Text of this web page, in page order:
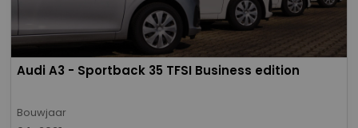
Audi A3 - Sportback 35 TFSI Business edition
Bouwjaar